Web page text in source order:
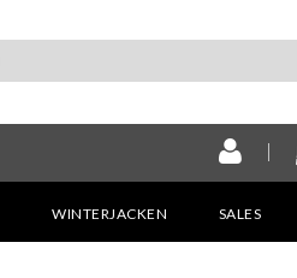
WINTERJACKEN SALES